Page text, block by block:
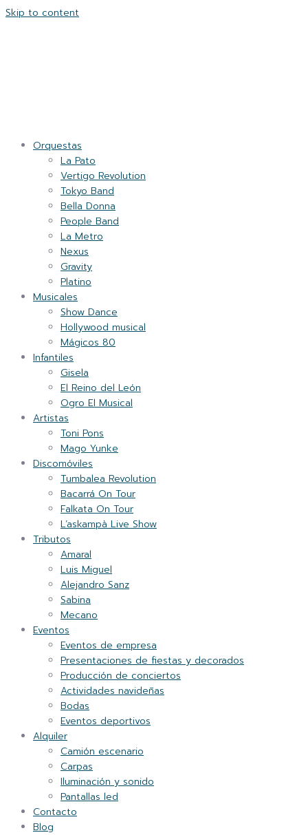
Skip to content
Orquestas
La Pato
Vertigo Revolution
Tokyo Band
Bella Donna
People Band
La Metro
Nexus
Gravity
Platino
Musicales
Show Dance
Hollywood musical
Mágicos 80
Infantiles
Gisela
El Reino del León
Ogro El Musical
Artistas
Toni Pons
Mago Yunke
Discomóviles
Tumbalea Revolution
Bacarrá On Tour
Falkata On Tour
L’askampà Live Show
Tributos
Amaral
Luis Miguel
Alejandro Sanz
Sabina
Mecano
Eventos
Eventos de empresa
Presentaciones de fiestas y decorados
Producción de conciertos
Actividades navideñas
Bodas
Eventos deportivos
Alquiler
Camión escenario
Carpas
Iluminación y sonido
Pantallas led
Contacto
Blog